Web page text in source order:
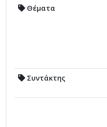
Θέματα
Συντάκτης